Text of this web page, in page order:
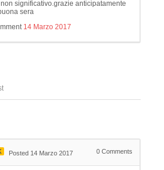
significativo.grazie anticipatamente
sera
14 Marzo 2017
Posted 14 Marzo 2017 0 Comments